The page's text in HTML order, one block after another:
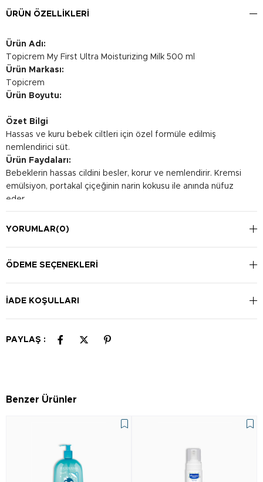
ÜRÜN ÖZELLIKLERI
Ürün Adı:
Topicrem My First Ultra Moisturizing Milk 500 ml
Ürün Markası:
Topicrem
Ürün Boyutu:
Özet Bilgi
Hassas ve kuru bebek ciltleri için özel formüle edilmiş
nemlendirici süt.
Ürün Faydaları:
Bebeklerin hassas cildini besler, korur ve nemlendirir. Kremsi
emülsiyon, portakal çiçeğinin narin kokusu ile anında nüfuz
eder.
Kullanım Şekli:
Günde bir kez temiz ve kuru cilde yüz ve vücut bölgesine
YORUMLAR(0)
ÖDEME SEÇENEKLERI
İADE KOŞULLARI
PAYLAŞ :
Benzer Ürünler